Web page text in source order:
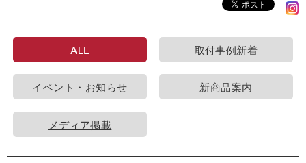
ALL 取付事例新着
イベント・お知らせ 新商品案内
メディア掲載